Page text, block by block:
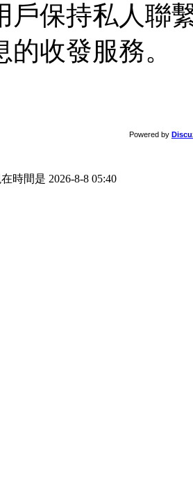
戶保持私人聯
的收發服務。
Powered by
時間是 2026-8-8 05:40